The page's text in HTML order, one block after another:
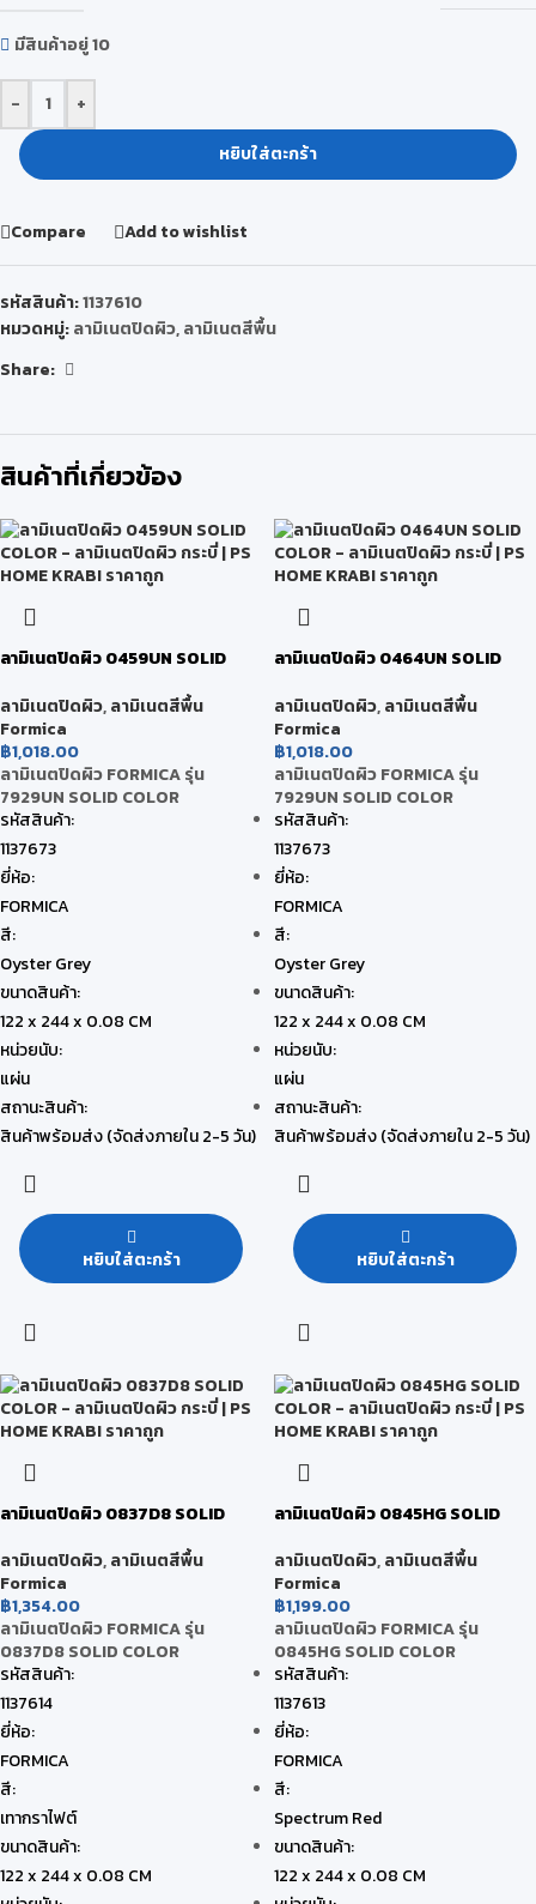
มีสินค้าอยู่ 10
-
+
หยิบใส่ตะกร้า
Compare Add to wishlist
รหัสสินค้า:1137610
หมวดหมู่:ลามิเนตปิดผิว,ลามิเนตสีพื้น
Share:
สินค้าที่เกี่ยวข้อง
ลามิเนตปิดผิว 0459UN SOLID
ลามิเนตปิดผิว,ลามิเนตสีพื้น
Formica
฿1,018.00
ลามิเนตปิดผิว FORMICA รุ่น
7929UN SOLID COLOR
รหัสสินค้า:
1137673
ยี่ห้อ:
FORMICA
สี:
Oyster Grey
ขนาดสินค้า:
122 x 244 x 0.08 CM
หน่วยนับ:
แผ่น
สถานะสินค้า:
สินค้าพร้อมส่ง (จัดส่งภายใน 2-5 วัน)
หยิบใส่ตะกร้า
ลามิเนตปิดผิว 0464UN SOLID
ลามิเนตปิดผิว,ลามิเนตสีพื้น
Formica
฿1,018.00
ลามิเนตปิดผิว FORMICA รุ่น
7929UN SOLID COLOR
รหัสสินค้า:
1137673
ยี่ห้อ:
FORMICA
สี:
Oyster Grey
ขนาดสินค้า:
122 x 244 x 0.08 CM
หน่วยนับ:
แผ่น
สถานะสินค้า:
สินค้าพร้อมส่ง (จัดส่งภายใน 2-5 วัน)
หยิบใส่ตะกร้า
ลามิเนตปิดผิว 0837D8 SOLID
ลามิเนตปิดผิว,ลามิเนตสีพื้น
Formica
฿1,354.00
ลามิเนตปิดผิว FORMICA รุ่น
0837D8 SOLID COLOR
รหัสสินค้า:
1137614
ยี่ห้อ:
FORMICA
สี:
เทากราไฟต์
ขนาดสินค้า:
122 x 244 x 0.08 CM
ลามิเนตปิดผิว 0845HG SOLID
ลามิเนตปิดผิว,ลามิเนตสีพื้น
Formica
฿1,199.00
ลามิเนตปิดผิว FORMICA รุ่น
0845HG SOLID COLOR
รหัสสินค้า:
1137613
ยี่ห้อ:
FORMICA
สี:
Spectrum Red
ขนาดสินค้า:
122 x 244 x 0.08 CM